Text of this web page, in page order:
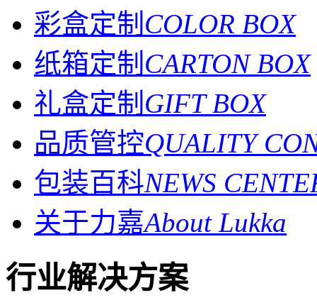
彩盒定制 COLOR BOX
纸箱定制 CARTON BOX
礼盒定制 GIFT BOX
品质管控QUALITY
包装百科NEWS
关于力嘉About Lukka
行业解决方案